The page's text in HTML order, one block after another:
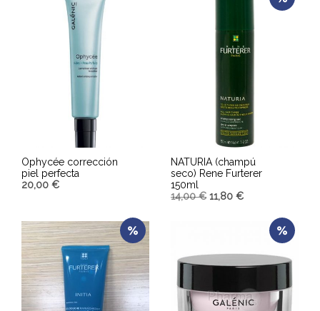
Ophycée corrección
piel perfecta
20,00 €
NATURIA (champú
seco) Rene Furterer
150ml
14,00€ 11,80 €
AÑADIR AL CARRITO